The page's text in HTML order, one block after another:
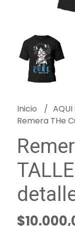
Inicio
AQUI
Remera THe